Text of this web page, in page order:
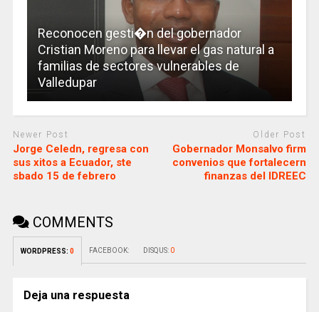
Reconocen gesti�n del gobernador
Cristian Moreno para llevar el gas natural a
familias de sectores vulnerables de
Valledupar
Newer Post
Jorge Celedn, regresa con
sus xitos a Ecuador, ste
sbado 15 de febrero
Older Post
Gobernador Monsalvo firm
convenios que fortalecern
finanzas del IDREEC
COMMENTS
WORDPRESS: 0 FACEBOOK: DISQUS: 0
Deja una respuesta